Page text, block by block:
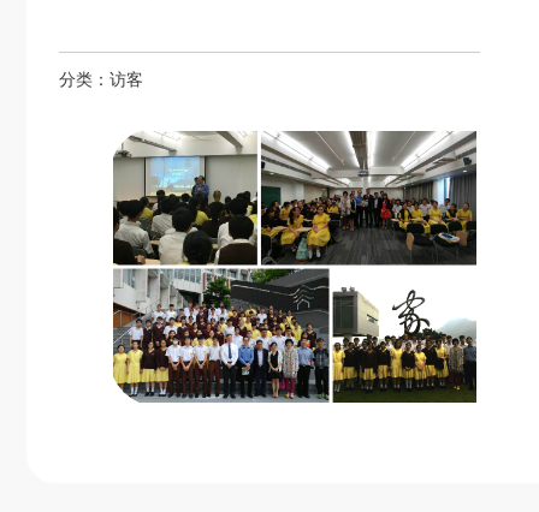
分类： 访客